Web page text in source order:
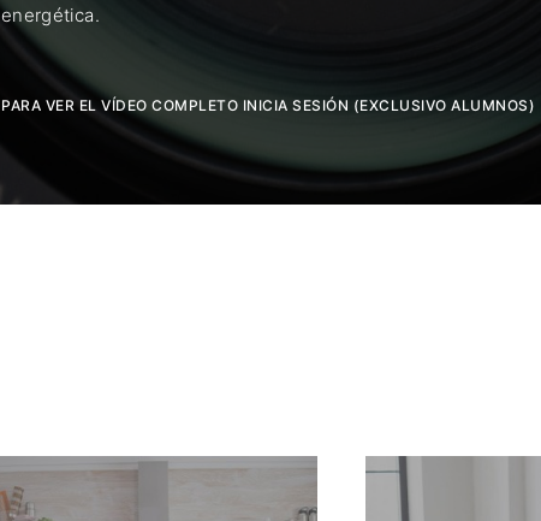
energética.
PARA VER EL VÍDEO COMPLETO INICIA SESIÓN (EXCLUSIVO ALUMNOS)